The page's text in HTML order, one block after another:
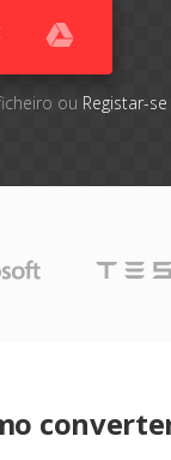
ou Registar-se